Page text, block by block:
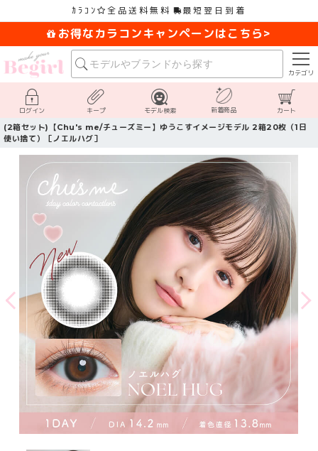
ｶﾗｺﾝ 全品送料無料 最短翌日到着
お得なカラコンキャンペーンはこちら>
カテゴリ
ログイン キープ モデル検索 新着商品 カート
(2箱セット)【Chu's me/チューズミー】ゆうこすイメージモデル 2箱20枚（1日
使い捨て）［ノエルハグ］